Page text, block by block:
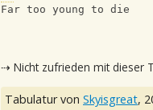
Far too young to die
⇢ Nicht zufrieden mit dieser
Tabulatur von Skyisgreat,